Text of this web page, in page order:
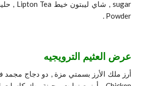
Powder .
عرض العثيم الترويجيه